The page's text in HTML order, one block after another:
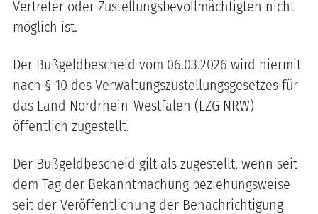
Vertreter oder Zustellungsbevollmächtigten nicht
möglich ist.
Der Bußgeldbescheid vom 06.03.2026 wird hiermit
nach § 10 des Verwaltungszustellungsgesetzes für
das Land Nordrhein-Westfalen (LZG NRW)
öffentlich zugestellt.
Der Bußgeldbescheid gilt als zugestellt, wenn seit
dem Tag der Bekanntmachung beziehungsweise
seit der Veröffentlichung der Benachrichtigung